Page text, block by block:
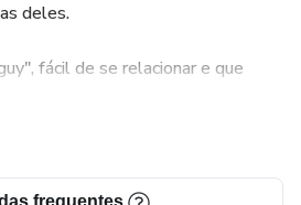
deles.
fácil de se relacionar e que
que me surge.
frequentes